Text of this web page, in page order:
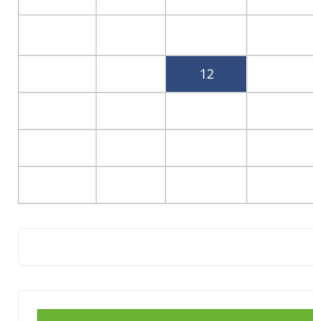
12